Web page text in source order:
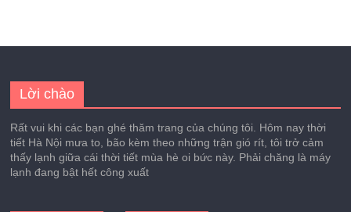
Lời chào
Rất vui khi các bạn ghé thăm trang của chúng tôi. Hôm nay thời
tiết Hà Nội mưa to, bão kèm theo những trận gió rít, tôi trở cảm
thấy lạnh giữa cái thời tiết mùa hè oi bức này. Phải chăng là máy
lạnh đang bật hết công xuất